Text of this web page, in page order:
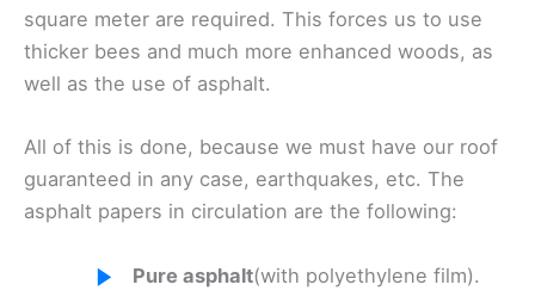
square meter are required. This forces us to use
thicker bees and much more enhanced woods, as
well as the use of asphalt.
All of this is done, because we must have our roof
guaranteed in any case, earthquakes, etc. The
asphalt papers in circulation are the following:
Pure asphalt(with polyethylene film).